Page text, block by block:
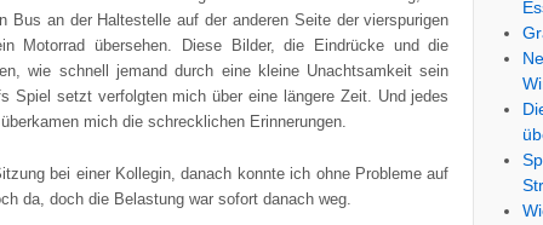
an der Haltestelle auf der anderen Seite der vierspurigen
Motorrad übersehen. Diese Bilder, die Eindrücke und die
wie schnell jemand durch eine kleine Unachtsamkeit sein
Spiel setzt verfolgten mich über eine längere Zeit. Und jedes
mich die schrecklichen Erinnerungen.
bei einer Kollegin, danach konnte ich ohne Probleme auf
da, doch die Belastung war sofort danach weg.